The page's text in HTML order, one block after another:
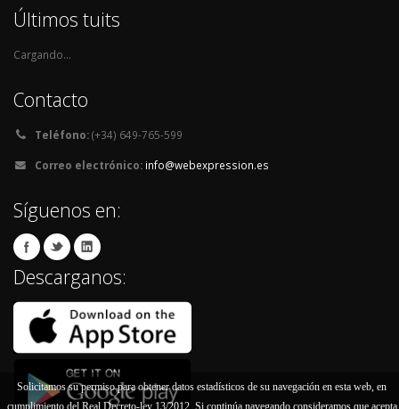
Últimos tuits
Cargando...
Contacto
Teléfono:(+34) 649-765-599
Correo electrónico: info@webexpression.es
Síguenos en:
Descarganos:
Solicitamos su permiso para obtener datos estadísticos de su navegación en esta web, en
cumplimiento del Real Decreto-ley 13/2012. Si continúa navegando consideramos que acepta